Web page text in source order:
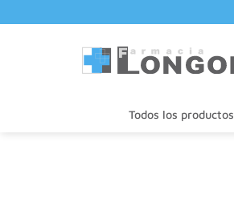
al
Todos los productos